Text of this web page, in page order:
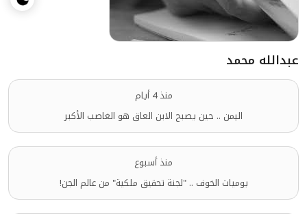
عبدالله محمد
منذ 4 أيام
اليمن .. حين يصبح الابن العاق هو الغاصب الأكبر
منذ أسبوع
يوميات الخوف .. "لجنة تحقيق ملكية" من عالم الجن!